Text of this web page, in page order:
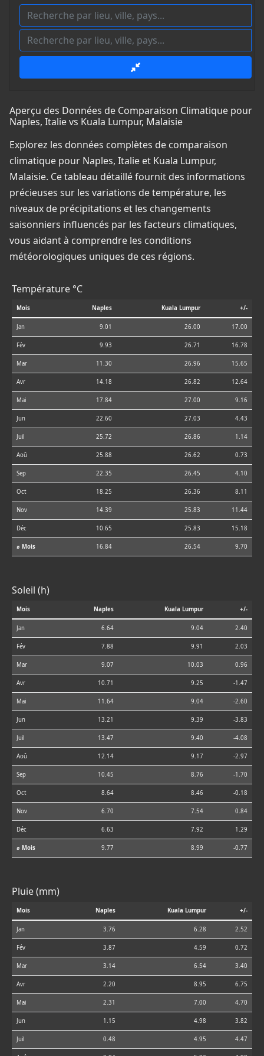
Aperçu des Données de Comparaison Climatique pour
Naples, Italie vs Kuala Lumpur, Malaisie
Explorez les données complètes de comparaison
climatique pour Naples, Italie et Kuala Lumpur,
Malaisie. Ce tableau détaillé fournit des informations
précieuses sur les variations de température, les
niveaux de précipitations et les changements
saisonniers influencés par les facteurs climatiques,
vous aidant à comprendre les conditions
météorologiques uniques de ces régions.
Température °C
Mois Naples Kuala Lumpur +/-
Jan 9.01 26.00 17.00
Fév 9.93 26.71 16.78
Mar 11.30 26.96 15.65
Avr 14.18 26.82 12.64
Mai 17.84 27.00 9.16
Jun 22.60 27.03 4.43
Juil 25.72 26.86 1.14
Aoû 25.88 26.62 0.73
Sep 22.35 26.45 4.10
Oct 18.25 26.36 8.11
Nov 14.39 25.83 11.44
Déc 10.65 25.83 15.18
⌀ Mois 16.84 26.54 9.70
Soleil (h)
Mois Naples Kuala Lumpur +/-
Jan 6.64 9.04 2.40
Fév 7.88 9.91 2.03
Mar 9.07 10.03 0.96
Avr 10.71 9.25 -1.47
Mai 11.64 9.04 -2.60
Jun 13.21 9.39 -3.83
Juil 13.47 9.40 -4.08
Aoû 12.14 9.17 -2.97
Sep 10.45 8.76 -1.70
Oct 8.64 8.46 -0.18
Nov 6.70 7.54 0.84
Déc 6.63 7.92 1.29
⌀ Mois 9.77 8.99 -0.77
Pluie (mm)
Mois Naples Kuala Lumpur +/-
Jan 3.76 6.28 2.52
Fév 3.87 4.59 0.72
Mar 3.14 6.54 3.40
Avr 2.20 8.95 6.75
Mai 2.31 7.00 4.70
Jun 1.15 4.98 3.82
Juil 0.48 4.95 4.47